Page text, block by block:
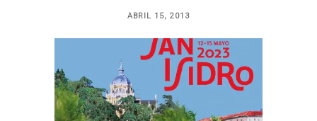
ABRIL 15, 2013